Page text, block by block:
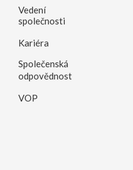
Vedení
společnosti
Kariéra
Společenská
odpovědnost
VOP